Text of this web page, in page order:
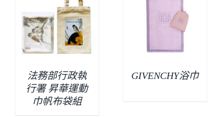
法務部行政執
行署 昇華運動
巾帆布袋組
GIVENCHY浴巾